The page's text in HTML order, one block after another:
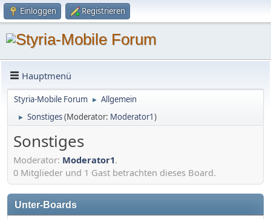
Einloggen Registrieren
Hauptmenü
Styria-Mobile Forum ► Allgemein
► Sonstiges(Moderator: Moderator1)
Sonstiges
Moderator: Moderator1.
0 Mitglieder und 1 Gast betrachten dieses Board.
Unter-Boards